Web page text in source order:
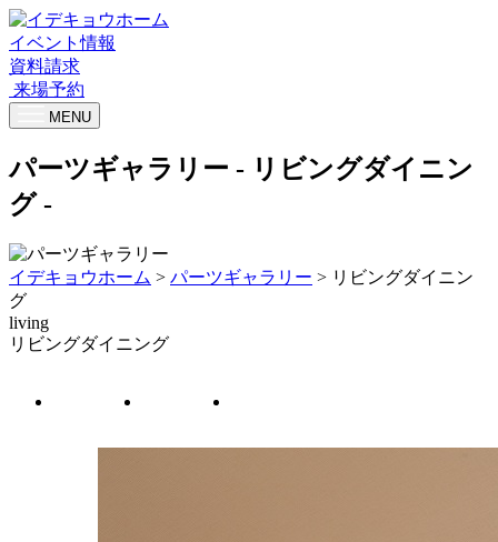
イベント情報
資料請求
来場予約
MENU
パーツギャラリー - リビングダイニン
グ -
イデキョウホーム > パーツギャラリー > リビングダイニン
グ
living
リビングダイニング